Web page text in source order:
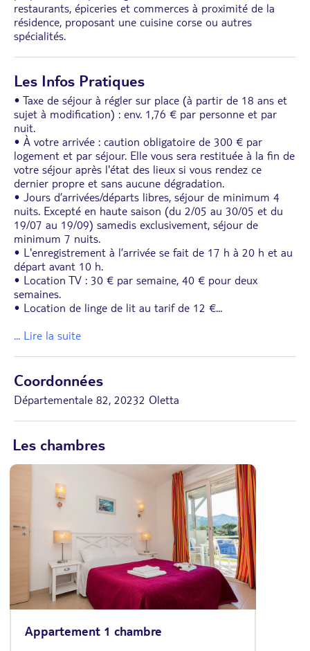
restaurants, épiceries et commerces à proximité de la
résidence, proposant une cuisine corse ou autres
spécialités.
Les Infos Pratiques
• Taxe de séjour à régler sur place (à partir de 18 ans et
sujet à modification) : env. 1,76 € par personne et par
nuit.
• À votre arrivée : caution obligatoire de 300 € par
logement et par séjour. Elle vous sera restituée à la fin de
votre séjour après l'état des lieux si vous rendez ce
dernier propre et sans aucune dégradation.
• Jours d’arrivées/départs libres, séjour de minimum 4
nuits. Excepté en haute saison (du 2/05 au 30/05 et du
19/07 au 19/09) samedis exclusivement, séjour de
minimum 7 nuits.
• L'enregistrement à l’arrivée se fait de 17 h à 20 h et au
départ avant 10 h.
• Location TV : 30 € par semaine, 40 € pour deux
semaines.
• Location de linge de lit au tarif de 12 €...
... Lire la suite
Coordonnées
Départementale 82, 20232 Oletta
Les chambres
Appartement 1 chambre